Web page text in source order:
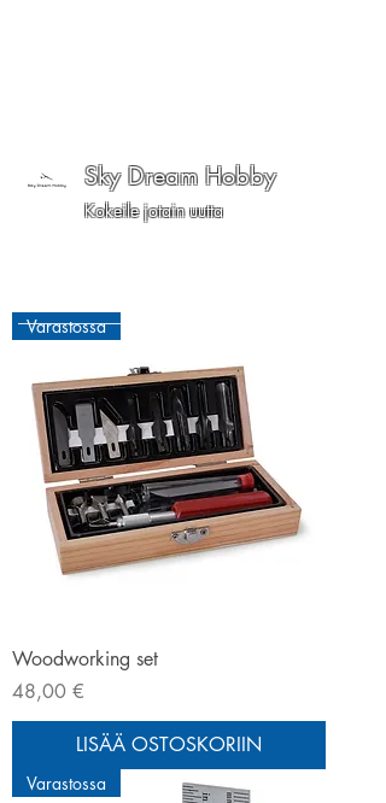
Sky Dream Hobby
Kokeile jotain uutta
Varastossa
Woodworking set
Hinta
48,00 €
LISÄÄ OSTOSKORIIN
Varastossa